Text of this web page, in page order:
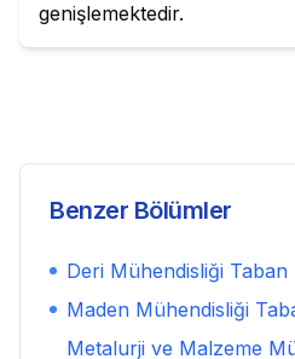
genişlemektedir.
Benzer Bölümler
Deri Mühendisliği Taban
Maden Mühendisliği
Metalurji ve Malzeme